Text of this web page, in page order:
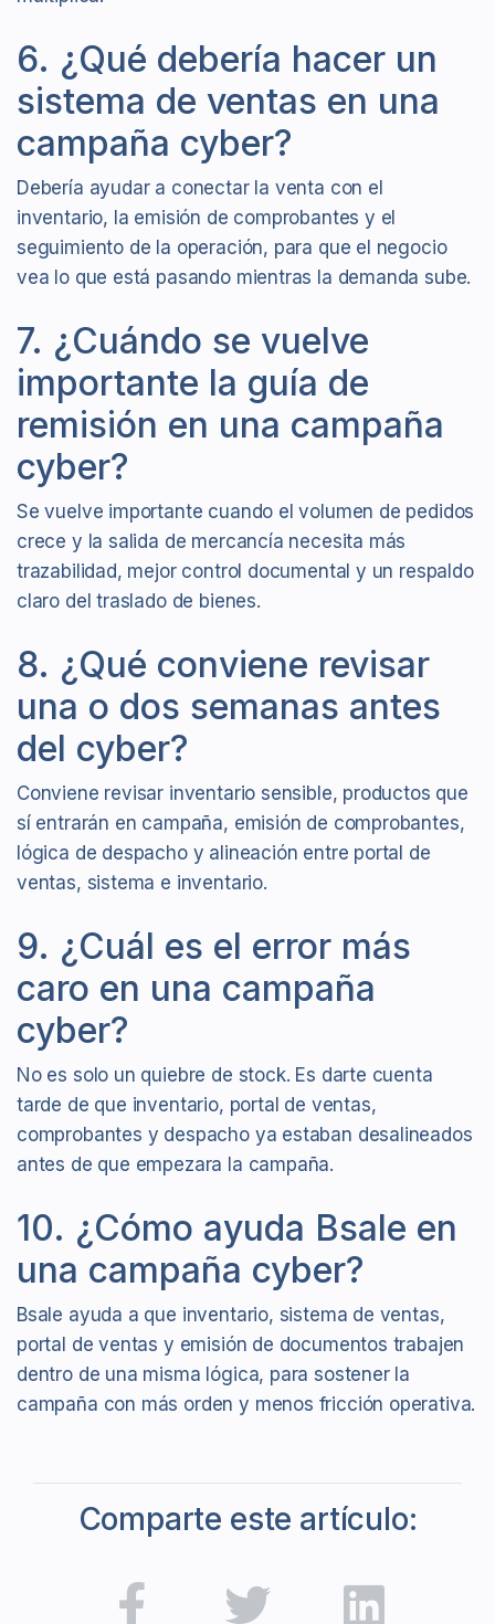
6. ¿Qué debería hacer un
sistema de ventas en una
campaña cyber?
Debería ayudar a conectar la venta con el
inventario, la emisión de comprobantes y el
seguimiento de la operación, para que el negocio
vea lo que está pasando mientras la demanda sube.
7. ¿Cuándo se vuelve
importante la guía de
remisión en una campaña
cyber?
Se vuelve importante cuando el volumen de pedidos
crece y la salida de mercancía necesita más
trazabilidad, mejor control documental y un respaldo
claro del traslado de bienes.
8. ¿Qué conviene revisar
una o dos semanas antes
del cyber?
Conviene revisar inventario sensible, productos que
sí entrarán en campaña, emisión de comprobantes,
lógica de despacho y alineación entre portal de
ventas, sistema e inventario.
9. ¿Cuál es el error más
caro en una campaña
cyber?
No es solo un quiebre de stock. Es darte cuenta
tarde de que inventario, portal de ventas,
comprobantes y despacho ya estaban desalineados
antes de que empezara la campaña.
10. ¿Cómo ayuda Bsale en
una campaña cyber?
Bsale ayuda a que inventario, sistema de ventas,
portal de ventas y emisión de documentos trabajen
dentro de una misma lógica, para sostener la
campaña con más orden y menos fricción operativa.
Comparte este artículo: